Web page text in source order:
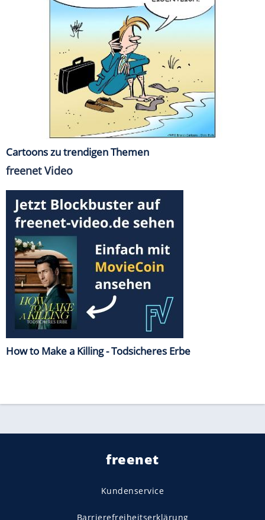
Cartoons zu trendigen Themen
freenet Video
How to Make a Killing - Todsicheres Erbe
freenet
Kundenservice
Barrierefreiheitserklärung